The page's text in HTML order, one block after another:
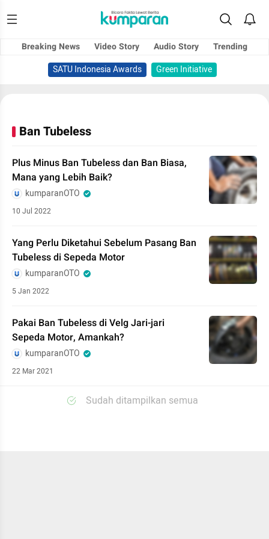
Breaking News Video Story Audio Story
Trending
SATU Indonesia Awards
Green Initiative
Ban Tubeless
Plus Minus Ban Tubeless dan Ban Biasa,
Mana yang Lebih Baik?
kumparanOTO
10 Jul 2022
Yang Perlu Diketahui Sebelum Pasang Ban
Tubeless di Sepeda Motor
kumparanOTO
5 Jan 2022
Pakai Ban Tubeless di Velg Jari-jari
Sepeda Motor, Amankah?
kumparanOTO
22 Mar 2021
Sudah ditampilkan semua